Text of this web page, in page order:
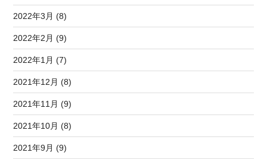
2022年3月 (8)
2022年2月 (9)
2022年1月 (7)
2021年12月 (8)
2021年11月 (9)
2021年10月 (8)
2021年9月 (9)